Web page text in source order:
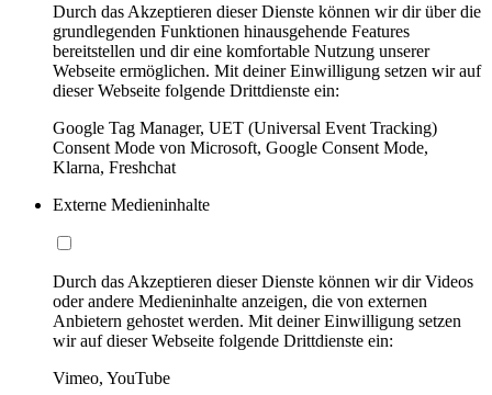
Durch das Akzeptieren dieser Dienste können wir dir über die
grundlegenden Funktionen hinausgehende Features
bereitstellen und dir eine komfortable Nutzung unserer
Webseite ermöglichen. Mit deiner Einwilligung setzen wir auf
dieser Webseite folgende Drittdienste ein:
Google Tag Manager, UET (Universal Event Tracking)
Consent Mode von Microsoft, Google Consent Mode,
Klarna, Freshchat
Externe Medieninhalte
Durch das Akzeptieren dieser Dienste können wir dir Videos
oder andere Medieninhalte anzeigen, die von externen
Anbietern gehostet werden. Mit deiner Einwilligung setzen
wir auf dieser Webseite folgende Drittdienste ein:
Vimeo, YouTube